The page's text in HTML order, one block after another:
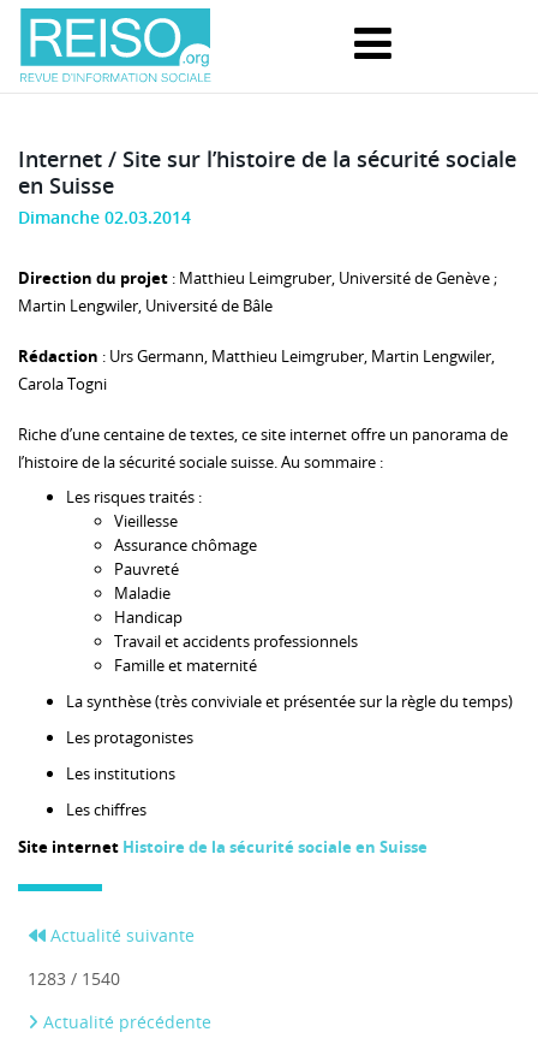
Internet / Site sur l’histoire de la sécurité sociale
en Suisse
Dimanche 02.03.2014
Direction du projet : Matthieu Leimgruber, Université de Genève ;
Martin Lengwiler, Université de Bâle
Rédaction : Urs Germann, Matthieu Leimgruber, Martin Lengwiler,
Carola Togni
Riche d’une centaine de textes, ce site internet offre un panorama de
l’histoire de la sécurité sociale suisse. Au sommaire :
Les risques traités :
Vieillesse
Assurance chômage
Pauvreté
Maladie
Handicap
Travail et accidents professionnels
Famille et maternité
La synthèse (très conviviale et présentée sur la règle du temps)
Les protagonistes
Les institutions
Les chiffres
Site internet Histoire de la sécurité sociale en Suisse
Actualité suivante
1283 / 1540
Actualité précédente